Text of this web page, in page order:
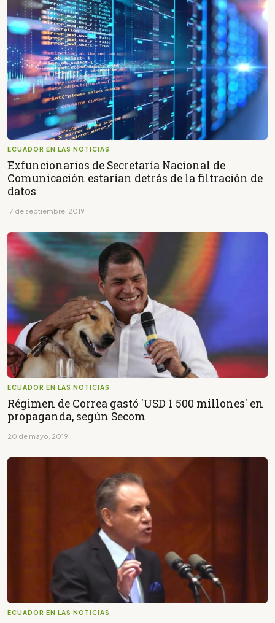
ECUADOR EN LAS NOTICIAS
Exfuncionarios de Secretaría Nacional de
Comunicación estarían detrás de la filtración de
datos
17 de septiembre, 2019
ECUADOR EN LAS NOTICIAS
Régimen de Correa gastó 'USD 1 500 millones' en
propaganda, según Secom
20 de mayo, 2019
ECUADOR EN LAS NOTICIAS